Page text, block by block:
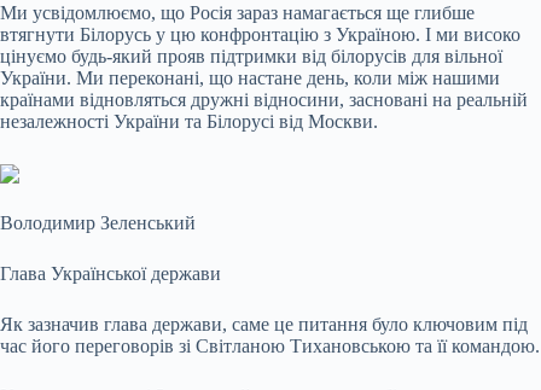
Ми усвідомлюємо, що Росія зараз намагається ще глибше
втягнути Білорусь у цю конфронтацію з Україною. І ми високо
цінуємо будь-який прояв підтримки від білорусів для вільної
України. Ми переконані, що настане день, коли між нашими
країнами відновляться дружні відносини, засновані на реальній
незалежності України та Білорусі від Москви.
Володимир Зеленський
Глава Української держави
Як зазначив глава держави, саме це питання було ключовим під
час його переговорів зі Світланою Тихановською та її командою.